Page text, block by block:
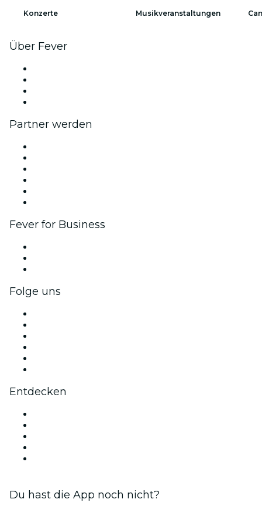
Konzerte Musikveranstaltungen
Über Fever
Partner werden
Fever for Business
Folge uns
Entdecken
Du hast die App noch nicht?